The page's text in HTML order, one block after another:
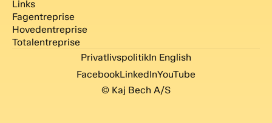
Links
Fagentreprise
Hovedentreprise
Totalentreprise
© Kaj Bech A/S
PrivatlivspolitikIn English
FacebookLinkedInYouTube